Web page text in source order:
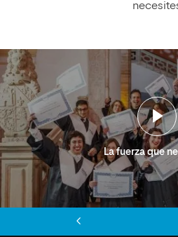
La fuerza que